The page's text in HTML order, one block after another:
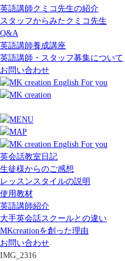
英語講師クミコ先生の紹介
スタッフからみたクミコ先生
Q&A
英語講師養成講座
英語講師・スタッフ募集について
お問い合わせ
英会話教室日記
生徒様からのご感想
レッスンスタイルの説明
使用教材
英語講師紹介
大手英会話スクールとの違い
MKcreationを創った理由
お問い合わせ
IMG_2316